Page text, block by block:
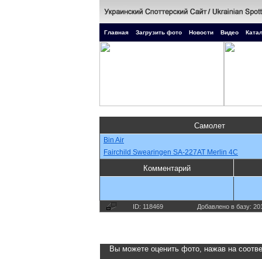
Главная Загрузить фото Новости Видео
Самолет
Bin Air
Fairchild Swearingen SA-227AT Merlin 4C
Комментарий
ID: 118469 Добавлено в базу:
Вы можете оценить фото, нажав на